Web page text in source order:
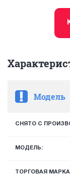
Модель
СНЯТО С
МОДЕЛЬ:
ТОРГОВАЯ